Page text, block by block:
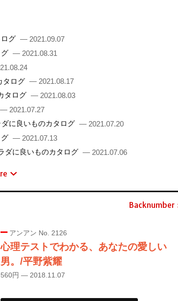
グ — 2021.09.07
— 2021.08.31
タログ — 2021.08.17
タログ — 2021.08.03
— 2021.07.27
に良いものカタログ — 2021.07.20
— 2021.07.13
ダに良いものカタログ — 2021.07.06
Backnumber
アンアン No. 2126
心理テストでわかる、あなたの愛しい
男。/平野紫耀
560円 — 2018.11.07